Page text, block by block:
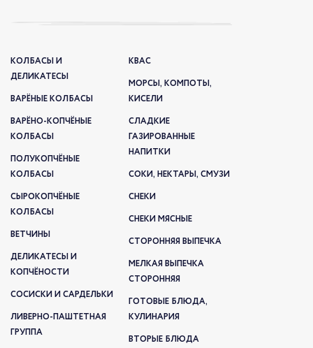
КОЛБАСЫ И
ДЕЛИКАТЕСЫ
ВАРЁНЫЕ КОЛБАСЫ
ВАРЁНО-КОПЧЁНЫЕ
КОЛБАСЫ
ПОЛУКОПЧЁНЫЕ
КОЛБАСЫ
СЫРОКОПЧЁНЫЕ
КОЛБАСЫ
ВЕТЧИНЫ
ДЕЛИКАТЕСЫ И
КОПЧЁНОСТИ
СОСИСКИ И САРДЕЛЬКИ
ЛИВЕРНО-ПАШТЕТНАЯ
ГРУППА
КВАС
МОРСЫ, КОМПОТЫ,
КИСЕЛИ
СЛАДКИЕ
ГАЗИРОВАННЫЕ
НАПИТКИ
СОКИ, НЕКТАРЫ, СМУЗИ
СНЕКИ
СНЕКИ МЯСНЫЕ
СТОРОННЯЯ ВЫПЕЧКА
МЕЛКАЯ ВЫПЕЧКА
СТОРОННЯЯ
ГОТОВЫЕ БЛЮДА,
КУЛИНАРИЯ
ВТОРЫЕ БЛЮДА